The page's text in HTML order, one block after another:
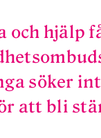
och hjälp
söker
att bli